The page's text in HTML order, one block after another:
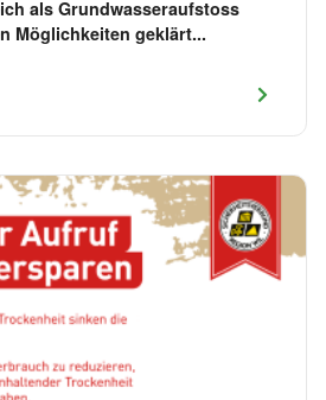
als Grundwasseraufstoss
Möglichkeiten geklärt...